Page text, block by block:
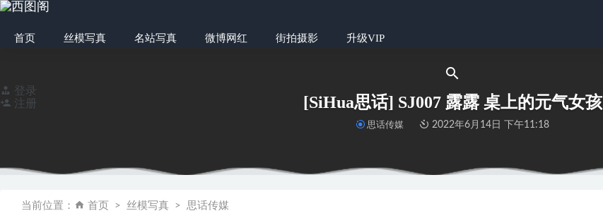
首页 丝模写真 名站写真 微博网红 街拍摄影 升级VIP
登录
注册
[SiHua思话] SJ007 露露 桌上的元气女孩
思话传媒 2022年6月14日 下午11:18
当前位置： 首页 丝模写真 思话传媒[YITUYU艺图语]2023.02.17 悸动 鸭鸭泡芙